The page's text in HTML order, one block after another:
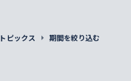
トピックス 期間を絞り込む